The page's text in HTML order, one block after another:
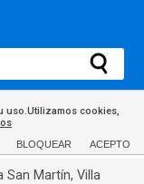
uso.Utilizamos cookies,
BLOQUEAR ACEPTO
San Martín, Villa